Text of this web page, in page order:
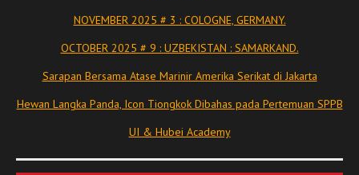
NOVEMBER 2025 # 3 : COLOGNE, GERMANY.
OCTOBER 2025 # 9 : UZBEKISTAN : SAMARKAND.
Sarapan Bersama Atase Marinir Amerika Serikat di Jakarta
Hewan Langka Panda, Icon Tiongkok Dibahas pada Pertemuan SPPB
UI & Hubei Academy